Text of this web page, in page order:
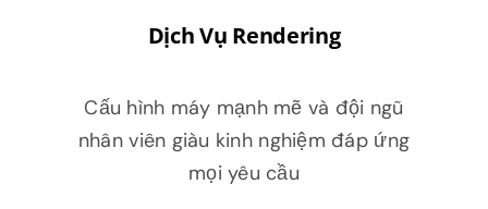
Dịch Vụ Rendering
Cấu hình máy mạnh mẽ và đội ngũ
nhân viên giàu kinh nghiệm đáp ứng
mọi yêu cầu